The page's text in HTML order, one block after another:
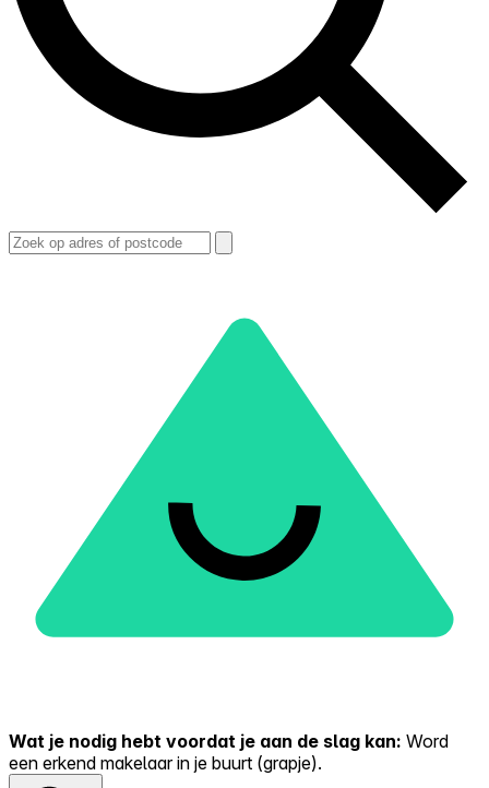
Wat je nodig hebt voordat je aan de slag kan: Word
een erkend makelaar in je buurt (grapje).